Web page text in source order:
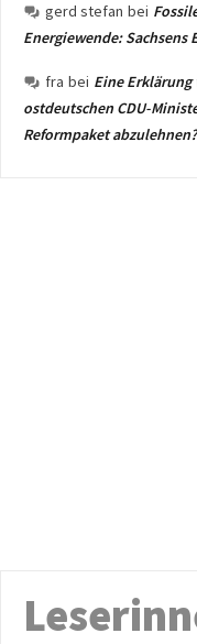
gerd stefan bei
Energiewende: Sachsens
fra bei Eine Erklärung
ostdeutschen CDU-
Reformpaket abzulehnen?